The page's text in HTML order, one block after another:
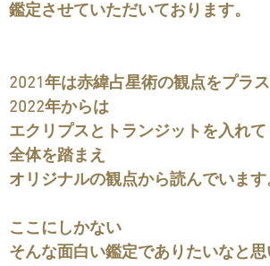
鑑定させていただいております。
2021年は赤緯占星術の観点をプラ
2022年からは
エクリプスとトランジットを入れて
全体を踏まえ
オリジナルの観点から読んでいます
ここにしかない
そんな面白い鑑定でありたいなと思